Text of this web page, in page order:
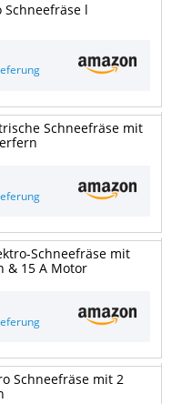
Schneefräse l
Schneefräse mit
Schneefräse mit
& 15 A Motor
Schneefräse mit 2